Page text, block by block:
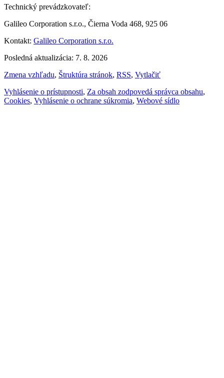
Technický prevádzkovateľ:
Galileo Corporation s.r.o., Čierna Voda 468, 925 06
Kontakt: Galileo Corporation s.r.o.
Posledná aktualizácia: 7. 8. 2026
Zmena vzhľadu, Štruktúra stránok, RSS, Vytlačiť
Vyhlásenie o prístupnosti, Za obsah zodpovedá správca obsahu,
Cookies, Vyhlásenie o ochrane súkromia, Webové sídlo